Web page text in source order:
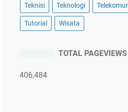
Teknisi Teknologi
Tutorial Wisata
TOTAL PAGEVIEWS
406,484